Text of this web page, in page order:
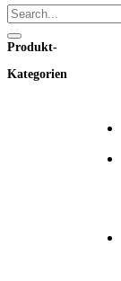
Warenkorb
Produkt-
Kategorien